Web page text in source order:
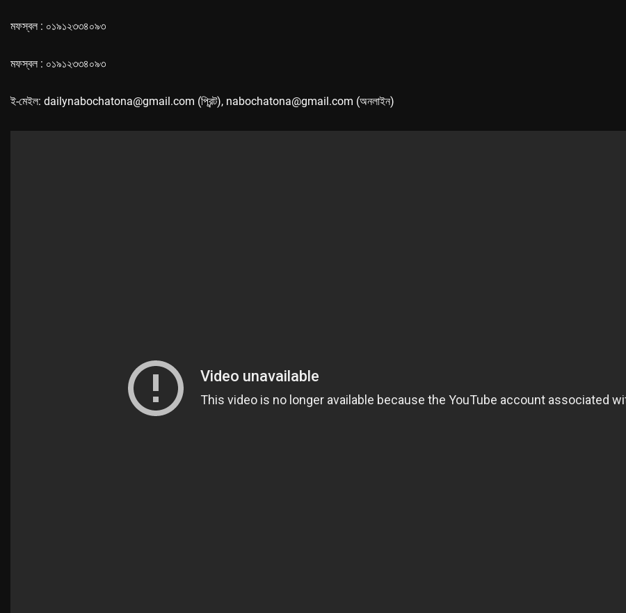
মফস্বল : ০১৯১২৩৩৪০৯৩
মফস্বল : ০১৯১২৩৩৪০৯৩
ই-মেইল: dailynabochatona@gmail.com (প্রিন্ট), nabochatona@gmail.com (অনলাইন)